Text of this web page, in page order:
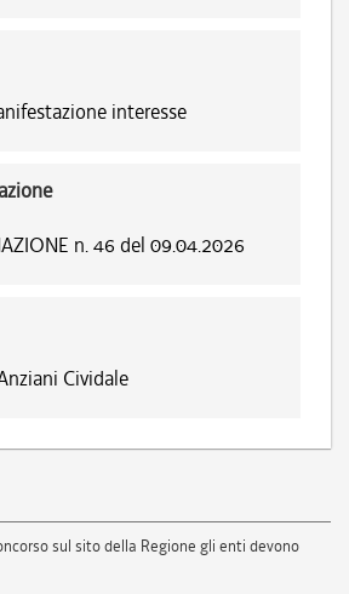
interesse
n. 46 del 09.04.2026
Cividale
sul sito della Regione gli enti devono